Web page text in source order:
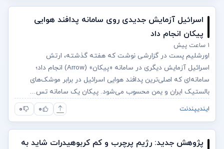
اسرائیل آزمایش جدیدی روی سامانه پدافند هوایی
پیکان انجام داد
۱ ساعت پیش
اورشلیم پست در گزارشی نوشت که هفته گذشته، ارتش
اسرائیل آزمایش دیگری در سامانه «پیکان» (Arrow) انجام داد؛
سامانه‌ای که اصلی‌ترین پدافند هوایی اسرائیل در برابر موشک‌های
بالستیک ایران و یمن محسوب می‌شود. پیکان یک سامانه تس...
ایندیپندنت ۰ ۰
پژوهش جدید: رژیم پرچرب و کم کربوهیدرات شاید به